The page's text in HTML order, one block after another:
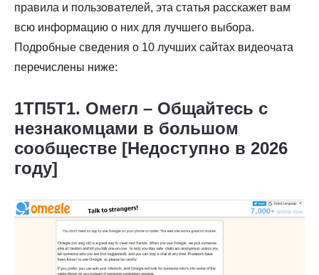
правила и пользователей, эта статья расскажет вам
всю информацию о них для лучшего выбора.
Подробные сведения о 10 лучших сайтах видеочата
перечислены ниже:
1ТП5Т1. Омегл – Общайтесь с
незнакомцами в большом
сообществе [Недоступно в 2026
году]